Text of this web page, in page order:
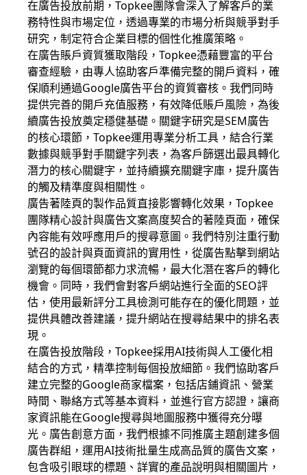
在廣告投放前期，Topkee團隊會深入了解客戶的業
務特性與市場定位，透過專業的市場分析與競爭對手
研究，制定符合企業目標的個性化推廣策略。
在廣告賬戶資質獲取階段，Topkee憑藉豐富的平台
審查經驗，由專人協助客戶準備完整的開戶資料，確
保順利通過Google廣告平台的資質審核。我們同時
提供完善的開戶充值服務，有效降低賬戶風險，為後
續廣告投放奠定穩健基礎。關鍵字研究是SEM廣告
的核心環節，Topkee運用專業分析工具，結合行業
數據與競爭對手關鍵字列表，為客戶篩選出最具轉化
潛力的核心關鍵字，並持續擴充關鍵字庫，提升廣告
的觸及精準度與相關性。
廣告著陸頁的製作品質直接影響轉化效果，Topkee
團隊精心設計與廣告文案高度契合的著陸頁面，確保
內容能有效呼應用戶的搜尋意圖。我們特別注重行動
號召的設計與頁面資訊的實用性，從廣告點擊到網站
瀏覽的每個環節都力求流暢，最大化潛在客戶的轉化
機會。同時，我們會對客戶網站進行全面的SEO評
估，使用最新評分工具檢測可能存在的優化問題，並
提供具體改善建議，提升網站在搜尋結果中的排名表
現。
在廣告投放階段，Topkee採用AI技術與人工優化相
結合的方式，精準控制每個投放細節。我們協助客戶
建立完整的Google商家檔案，包括店鋪資訊、營業
時間、聯絡方式等基本資料，並進行官方認證，讓商
家資訊能在Google搜尋與地圖服務中獲得充分曝
光。廣告創意方面，我們根據不同推廣主題創建多個
廣告群組，運用AI技術批量生成高品質的廣告文案，
包含吸引眼球的標題、詳實的產品說明與相關圖片，